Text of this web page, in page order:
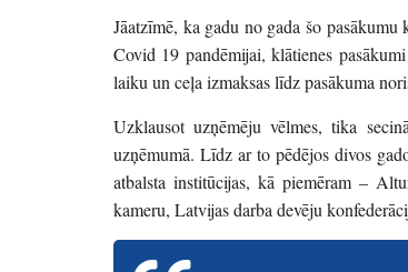
Jāatzīmē, ka gadu no gada šo
Covid 19 pandēmijai, klātienes
laiku un ceļa izmaksas līdz pasākuma
Uzklausot uzņēmēju vēlmes, tika
uzņēmumā. Līdz ar to pēdējos divos
atbalsta institūcijas, kā piemēram –
kameru, Latvijas darba devēju